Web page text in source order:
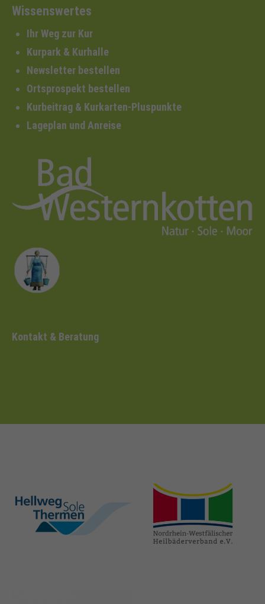
Wissenswertes
Ihr Weg zur Kur
Kurpark & Kurhalle
Newsletter bestellen
Ortsprospekt bestellen
Kurbeitrag & Kurkarten-Pluspunkte
Lageplan und Anreise
Kontakt & Beratung
hellweg-sole-
thermen.de
heilbaeder.de